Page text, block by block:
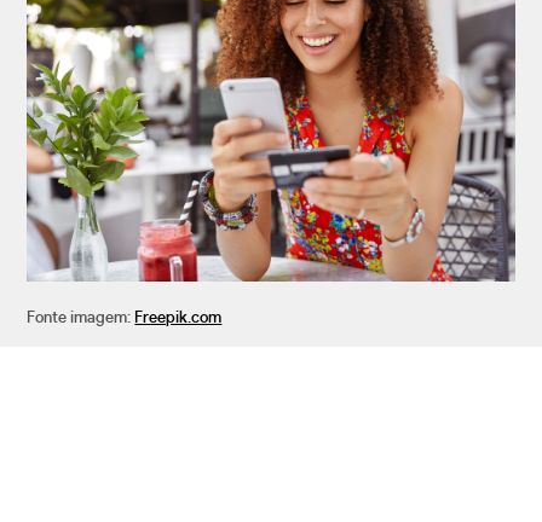
Fonte imagem: Freepik.com